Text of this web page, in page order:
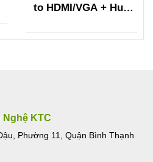
to HDMI/VGA + Hub
Nghệ KTC
Phường 11, Quận Bình Thạnh